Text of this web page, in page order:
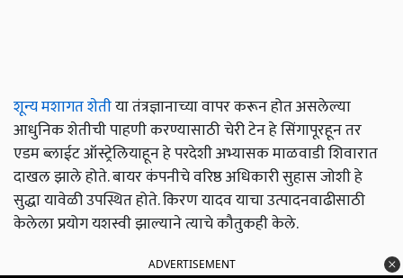
शून्य मशागत शेतीया तंत्रज्ञानाच्या वापर करून होत असलेल्या
आधुनिक शेतीची पाहणी करण्यासाठी चेरी टेन हे सिंगापूरहून तर
एडम ब्लाईट ऑस्ट्रेलियाहून हे परदेशी अभ्यासक माळवाडी शिवारात
दाखल झाले होते. बायर कंपनीचे वरिष्ठ अधिकारी सुहास जोशी हे
सुद्धा यावेळी उपस्थित होते. किरण यादव याचा उत्पादनवाढीसाठी
केलेला प्रयोग यशस्वी झाल्याने त्याचे कौतुकही केले.
ADVERTISEMENT